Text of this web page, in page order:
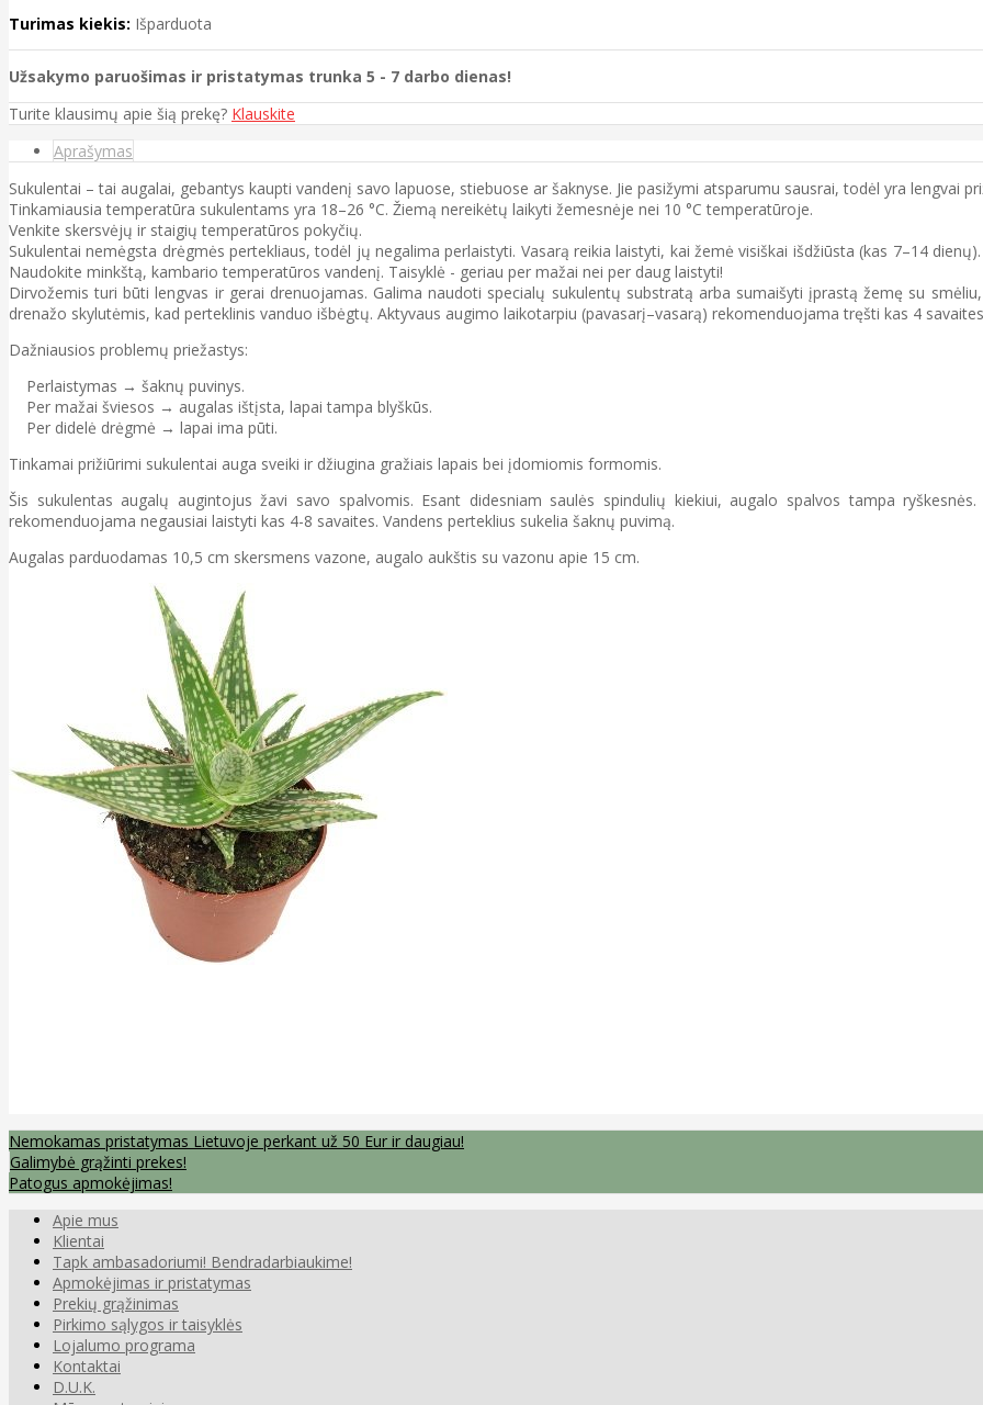
Turimas kiekis: Išparduota
Užsakymo paruošimas ir pristatymas trunka 5 - 7 darbo dienas!
Turite klausimų apie šią prekę? Klauskite
Aprašymas
Sukulentai – tai augalai, gebantys kaupti vandenį savo lapuose, stiebuose ar šaknyse. Jie pasižymi atsparumu sausrai, todėl yra lengvai
Tinkamiausia temperatūra sukulentams yra 18–26 °C. Žiemą nereikėtų laikyti žemesnėje nei 10 °C temperatūroje.
Venkite skersvėjų ir staigių temperatūros pokyčių.
Sukulentai nemėgsta drėgmės pertekliaus, todėl jų negalima perlaistyti. Vasarą reikia laistyti, kai žemė visiškai išdžiūsta (kas 7–14
Naudokite minkštą, kambario temperatūros vandenį. Taisyklė - geriau per mažai nei per daug laistyti!
Dirvožemis turi būti lengvas ir gerai drenuojamas. Galima naudoti specialų sukulentų substratą arba sumaišyti įprastą žemę su
drenažo skylutėmis, kad perteklinis vanduo išbėgtų. Aktyvaus augimo laikotarpiu (pavasarį–vasarą) rekomenduojama tręšti kas 4
Dažniausios problemų priežastys:
Perlaistymas → šaknų puvinys.
Per mažai šviesos → augalas ištįsta, lapai tampa blyškūs.
Per didelė drėgmė → lapai ima pūti.
Tinkamai prižiūrimi sukulentai auga sveiki ir džiugina gražiais lapais bei įdomiomis formomis.
Šis sukulentas augalų augintojus žavi savo spalvomis. Esant didesniam saulės spindulių kiekiui, augalo spalvos tampa
rekomenduojama negausiai laistyti kas 4-8 savaites. Vandens perteklius sukelia šaknų puvimą.
Augalas parduodamas 10,5 cm skersmens vazone, augalo aukštis su vazonu apie 15 cm.
Nemokamas pristatymas Lietuvoje perkant už 50 Eur ir daugiau!
Galimybė grąžinti prekes!
Patogus apmokėjimas!
Apie mus
Klientai
Tapk ambasadoriumi! Bendradarbiaukime!
Apmokėjimas ir pristatymas
Prekių grąžinimas
Pirkimo sąlygos ir taisyklės
Lojalumo programa
Kontaktai
D.U.K.